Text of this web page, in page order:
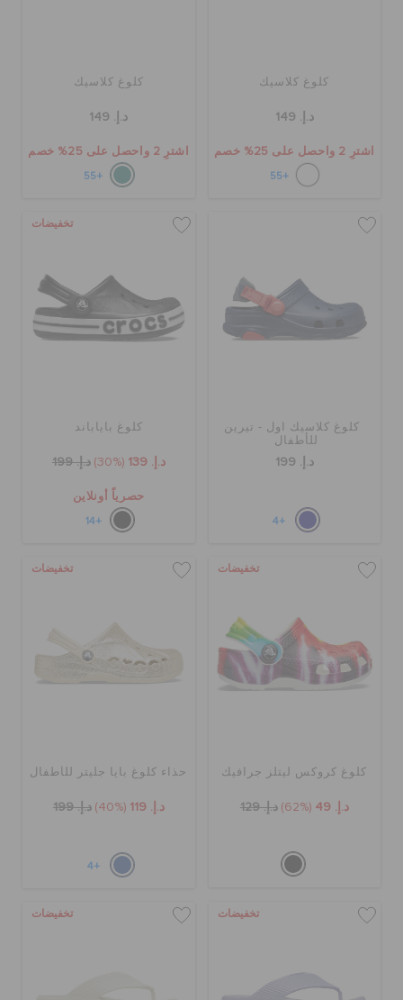
كلوغ كلاسيك
د.إ. 149
اشترِ 2 واحصل على 25% خصم
+55
كلوغ كلاسيك
د.إ. 149
اشترِ 2 واحصل على 25% خصم
+55
كلوغ كلاسيك اول - تيرين
للأطفال
د.إ. 199
+4
تخفيضات
كلوغ باياباند
د.إ. 139 (30%) د.إ. 199
حصرياً أونلاين
+14
تخفيضات
كلوغ كروكس ليتلز جرافيك
د.إ. 49 (62%) د.إ. 129
تخفيضات
حذاء كلوغ بايا جليتر للأطفال
د.إ. 119 (40%) د.إ. 199
+4
تخفيضات تخفيضات